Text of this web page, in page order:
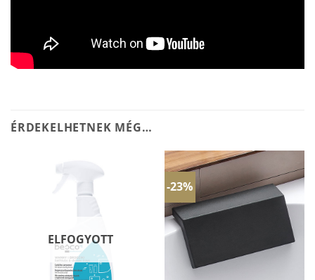
ÉRDEKELHETNEK MÉG…
ELFOGYOTT
-23%